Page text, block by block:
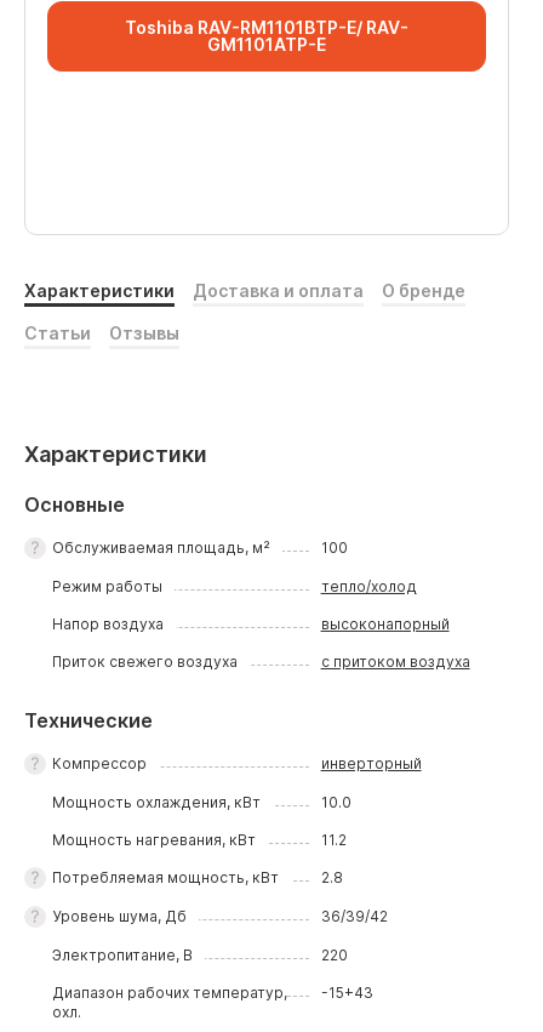
Toshiba RAV-RM1101BTP-E/ RAV-
GM1101ATP-E
Характеристики Доставка и оплата О бренде
Статьи Отзывы
Характеристики
Основные
Обслуживаемая площадь, м² 100
Режим работы тепло/холод
Напор воздуха высоконапорный
Приток свежего воздуха с притоком воздуха
Технические
Компрессор инверторный
Мощность охлаждения, кВт 10.0
Мощность нагревания, кВт 11.2
Потребляемая мощность, кВт 2.8
Уровень шума, Дб 36/39/42
Электропитание, В 220
Диапазон рабочих температур,
охл.
-15+43